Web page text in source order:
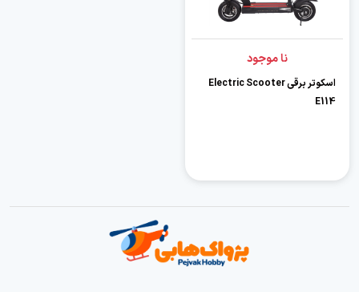
نا موجود
اسکوتر برقی Electric Scooter
E114